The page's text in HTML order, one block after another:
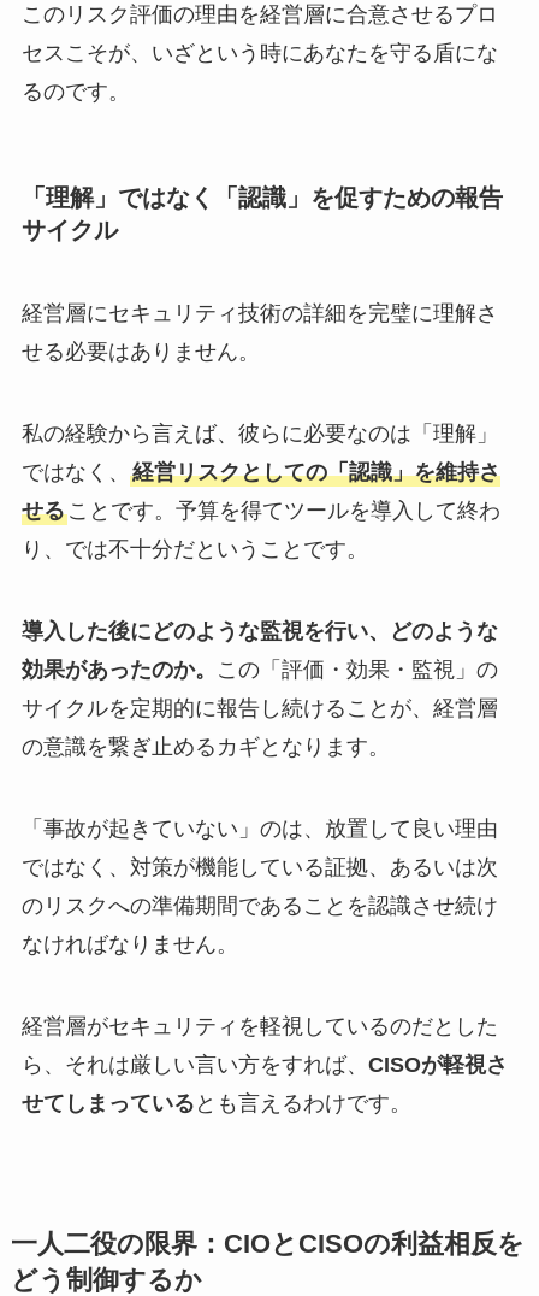
このリスク評価の理由を経営層に合意させるプロ
セスこそが、いざという時にあなたを守る盾にな
るのです。
「理解」ではなく「認識」を促すための報告
サイクル
経営層にセキュリティ技術の詳細を完璧に理解さ
せる必要はありません。
私の経験から言えば、彼らに必要なのは「理解」
ではなく、 経営リスクとしての「認識」を維持さ
せることです。予算を得てツールを導入して終わ
り、では不十分だということです。
導入した後にどのような監視を行い、どのような
効果があったのか。
この「評価・効果・監視」の
サイクルを定期的に報告し続けることが、経営層
の意識を繋ぎ止めるカギとなります。
「事故が起きていない」のは、放置して良い理由
ではなく、対策が機能している証拠、あるいは次
のリスクへの準備期間であることを認識させ続け
なければなりません。
経営層がセキュリティを軽視しているのだとした
ら、それは厳しい言い方をすれば、 CISOが軽視さ
せてしまっている とも言えるわけです。
一人二役の限界：CIOとCISOの利益相反を
どう制御するか